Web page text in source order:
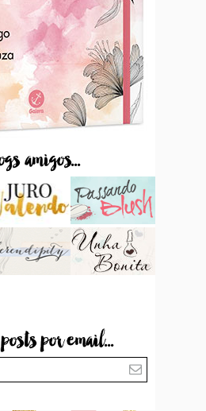
amigos...
por email...